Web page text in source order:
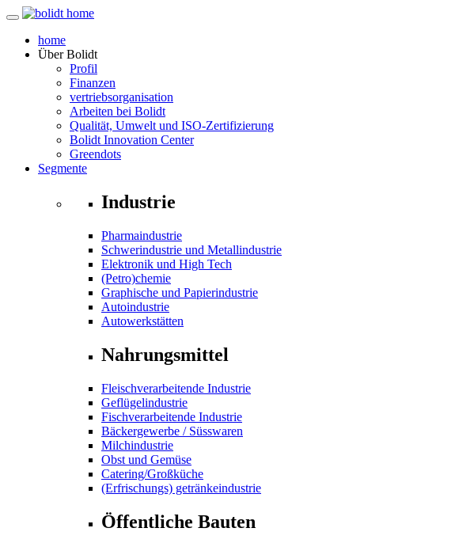
home
ÜberBolidt
Profil
Finanzen
vertriebsorganisation
Arbeiten bei Bolidt
Qualität, Umwelt und ISO-Zertifizierung
Bolidt Innovation Center
Greendots
Segmente
Industrie
Pharmaindustrie
Schwerindustrie und Metallindustrie
Elektronik und High Tech
(Petro)chemie
Graphische und Papierindustrie
Autoindustrie
Autowerkstätten
Nahrungsmittel
Fleischverarbeitende Industrie
Geflügelindustrie
Fischverarbeitende Industrie
Bäckergewerbe / Süsswaren
Milchindustrie
Obst und Gemüse
Catering/Großküche
(Erfrischungs) getränkeindustrie
Öffentliche Bauten